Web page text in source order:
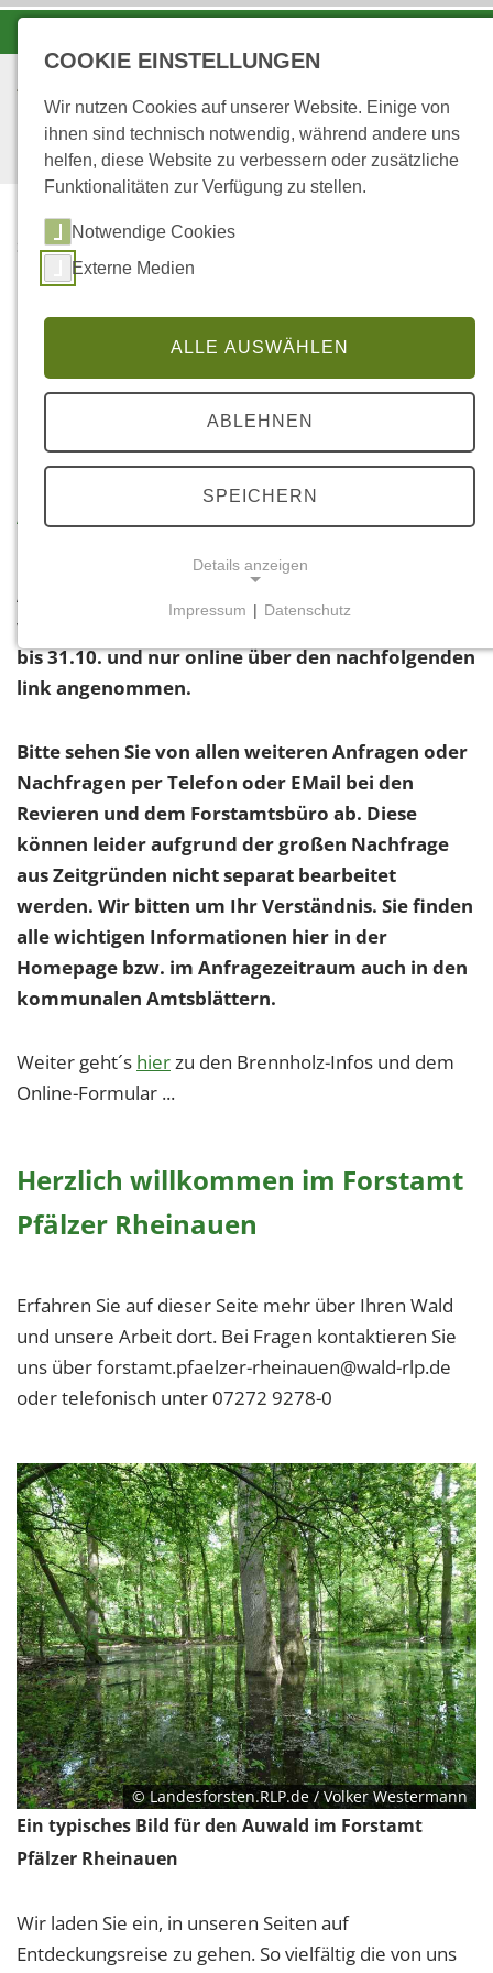
STARTSEITE
FORSTAMT PFÄLZER
Forstamt Pfälzer
Aktuell zum Thema Brennholz
Alle Brennholz-Anfragen für das Winterhalbjahr
werden hier zentral immer in der Zeit vom 1.9.
bis 31.10. und nur online über den nachfolgenden
link angenommen.
Bitte sehen Sie von allen weiteren Anfragen oder
Nachfragen per Telefon oder EMail bei den
Revieren und dem Forstamtsbüro ab. Diese
können leider aufgrund der großen Nachfrage
aus Zeitgründen nicht separat bearbeitet
werden. Wir bitten um Ihr Verständnis. Sie finden
alle wichtigen Informationen hier in der
Homepage bzw. im Anfragezeitraum auch in den
kommunalen Amtsblättern.
Weiter geht´s hierzu den Brennholz-Infos und dem
Online-Formular ...
Herzlich willkommen im Forstamt
Pfälzer Rheinauen
Erfahren Sie auf dieser Seite mehr über Ihren Wald
und unsere Arbeit dort. Bei Fragen kontaktieren Sie
uns über forstamt.pfaelzer-rheinauen@wald-rlp.de
oder telefonisch unter 07272 9278-0
© Landesforsten.RLP.de / Volker Westermann
Ein typisches Bild für den Auwald im Forstamt
Pfälzer Rheinauen
Wir laden Sie ein, in unseren Seiten auf
Entdeckungsreise zu gehen. So vielfältig die von uns
COOKIE EINSTELLUNGEN
Wir nutzen Cookies auf unserer Website. Einige von
ihnen sind technisch notwendig, während andere uns
helfen, diese Website zu verbessern oder zusätzliche
Funktionalitäten zur Verfügung zu stellen.
Notwendige Cookies
Externe Medien
ALLE AUSWÄHLEN
ABLEHNEN
SPEICHERN
Details anzeigen
Notwendige Cookies ermöglichen grundlegende
Funktionen und sind für die einwandfreie Funktion
Name:
cookie_consent
Zweck:
Dieser Cookie speichert die ausgewählten
Cookie Laufzeit:
1 Jahr
EXTERNE MEDIEN
YouTube
Impressum | Datenschutz